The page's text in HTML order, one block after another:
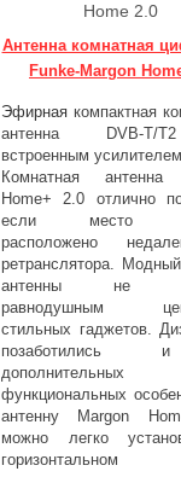
Home 2.0
Антенна комнатная
Funke-Margon
Эфирная компактная
антенна DVB-
встроенным
Комнатная антенна
Home+ 2.0 отлично
если место
расположено
ретранслятора.
антенны не
равнодушным
стильных гаджетов.
дополнительных
функциональных
антенну Margon
можно легко